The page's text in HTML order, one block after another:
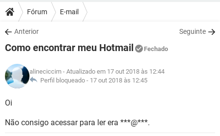
CELULAR
OUTLOOK
INSTAGRAM GMAIL
GUIA DE COMPRAS
DICAS
JOGOS
INSTAGRAM GMAIL
GUIA DE COMPRAS
DOWNLOADS
JOGOS WHATSAPP
CELULAR
OUTLOOK EXCEL
INSTAGRAM
JOGOS WHATSAPP
CELULAR
OUTLOOK
INSTAGRAM GMAIL
GLOSSÁRIO
JOGOS
Fórum E-mail
Anterior Seguinte
Como encontrar meu Hotmail Fechado
alineciccim - Atualizado em 17 out 2018 às 12:44
Perfil bloqueado - 17 out 2018 às 12:45
Oi
Não consigo acessar para ler era ***@***.